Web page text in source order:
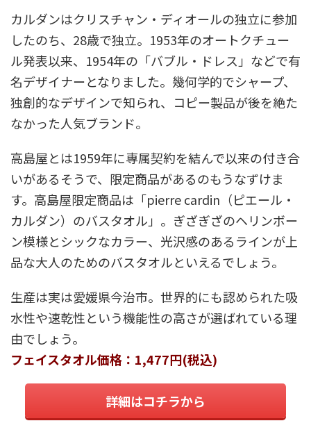
カルダンはクリスチャン・ディオールの独立に参加
したのち、28歳で独立。1953年のオートクチュー
ル発表以来、1954年の「バブル・ドレス」などで有
名デザイナーとなりました。幾何学的でシャープ、
独創的なデザインで知られ、コピー製品が後を絶た
なかった人気ブランド。
高島屋とは1959年に専属契約を結んで以来の付き合
いがあるそうで、限定商品があるのもうなずけま
す。高島屋限定商品は「pierre cardin（ピエール・
カルダン）のバスタオル」。ぎざぎざのヘリンボー
ン模様とシックなカラー、光沢感のあるラインが上
品な大人のためのバスタオルといえるでしょう。
生産は実は愛媛県今治市。世界的にも認められた吸
水性や速乾性という機能性の高さが選ばれている理
由でしょう。
フェイスタオル価格：1,477円(税込)
詳細はコチラから